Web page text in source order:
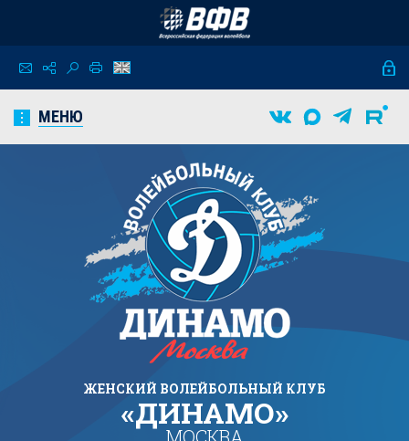
МЕНЮ
ЖЕНСКИЙ ВОЛЕЙБОЛЬНЫЙ КЛУБ
«ДИНАМО»